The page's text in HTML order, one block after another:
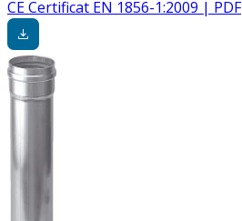
CE Certificat EN 1856-1:2009 | PDF